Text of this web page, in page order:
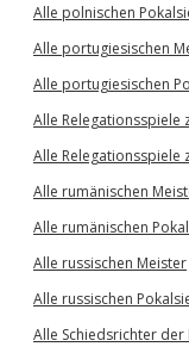
Alle polnischen
Alle portugiesischen
Alle portugiesischen
Alle Relegationsspiele
Alle Relegationsspiele
Alle rumänischen
Alle rumänischen
Alle russischen Meister
Alle russischen
Alle Schiedsrichter der